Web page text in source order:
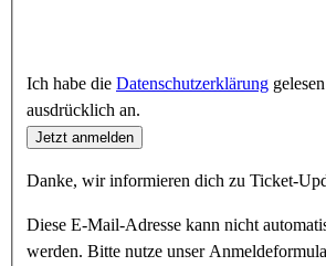
Ich habe die Datenschutzerklärung
ausdrücklich an.
Jetzt anmelden
Danke, wir informieren dich zu Ticket-
Diese E-Mail-Adresse kann nicht
werden. Bitte nutze unser